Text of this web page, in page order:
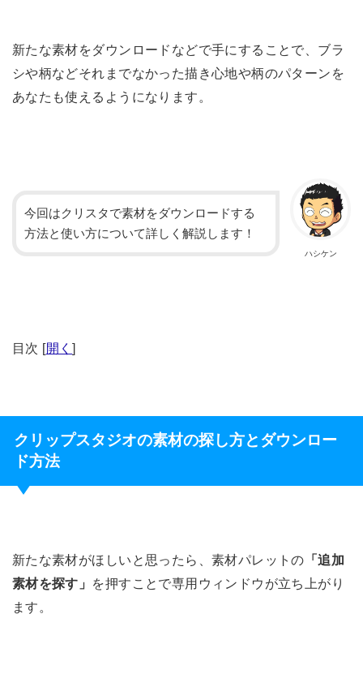
新たな素材をダウンロードなどで手にすることで、ブラ
シや柄などそれまでなかった描き心地や柄のパターンを
あなたも使えるようになります。
ハシケン
今回はクリスタで素材をダウンロードする
方法と使い方について詳しく解説します！
目次 [開く]
クリップスタジオの素材の探し方とダウンロー
ド方法
新たな素材がほしいと思ったら、素材パレットの 「追加
素材を探す」 を押すことで専用ウィンドウが立ち上がり
ます。